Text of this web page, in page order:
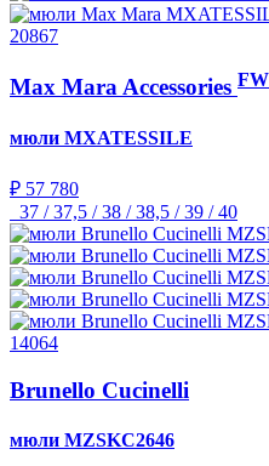
20867
Max Mara Accessories
мюли MXATESSILE
₽ 57 780
37 / 37,5 / 38 / 38,5 / 39 / 40
14064
Brunello Cucinelli
мюли MZSKC2646